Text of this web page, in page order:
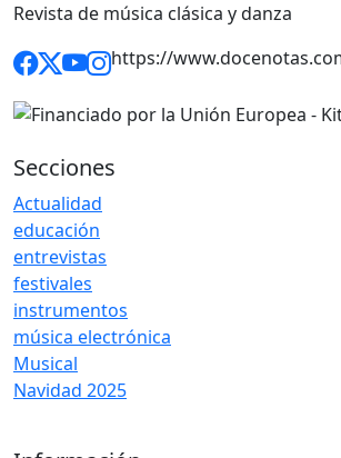
Revista de música clásica y danza
https://
Secciones
Actualidad
educación
entrevistas
festivales
instrumentos
música electrónica
Musical
Navidad 2025